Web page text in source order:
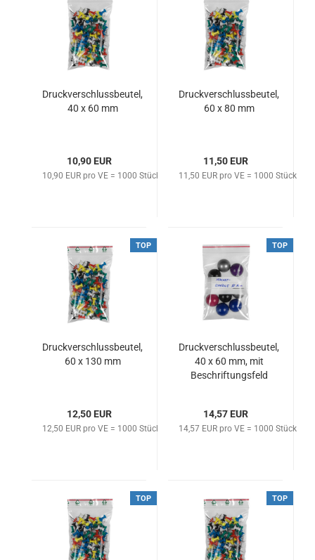
Druckverschlussbeutel,
40 x 60 mm
10,90 EUR
10,90 EUR pro VE = 1000 Stück
Druckverschlussbeutel,
60 x 80 mm
11,50 EUR
11,50 EUR pro VE = 1000 Stück
TOP
Druckverschlussbeutel,
60 x 130 mm
12,50 EUR
12,50 EUR pro VE = 1000 Stück
TOP
Druckverschlussbeutel,
40 x 60 mm, mit
Beschriftungsfeld
14,57 EUR
14,57 EUR pro VE = 1000 Stück
TOP TOP